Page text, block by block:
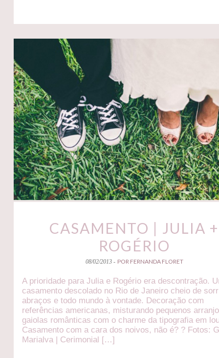
CASAMENTO | JULIA +
ROGÉRIO
08/02/2013 - POR FERNANDA FLORET
A prioridade para Julia e Rogério era descontração.
casamento descolado no Rio de Janeiro cheio de
abraços e todo mundo à vontade. Decoração com
referências americanas, misturando pequenos
gaiolas românticas com o charme da tipografia em
Casamento com a cara dos noivos, não é? ? Fotos:
Marialva | Cerimonial […]